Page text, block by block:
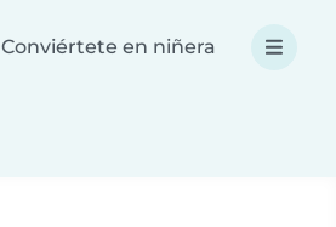
Conviértete en niñera